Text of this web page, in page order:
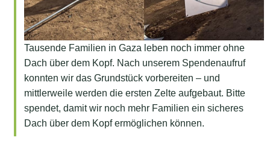
Tausende Familien in Gaza leben noch immer ohne
Dach über dem Kopf. Nach unserem Spendenaufruf
konnten wir das Grundstück vorbereiten – und
mittlerweile werden die ersten Zelte aufgebaut. Bitte
spendet, damit wir noch mehr Familien ein sicheres
Dach über dem Kopf ermöglichen können.